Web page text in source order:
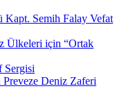
Semih Falay Vefat
Ülkeleri için “Ortak
Sergisi
Deniz Zaferi